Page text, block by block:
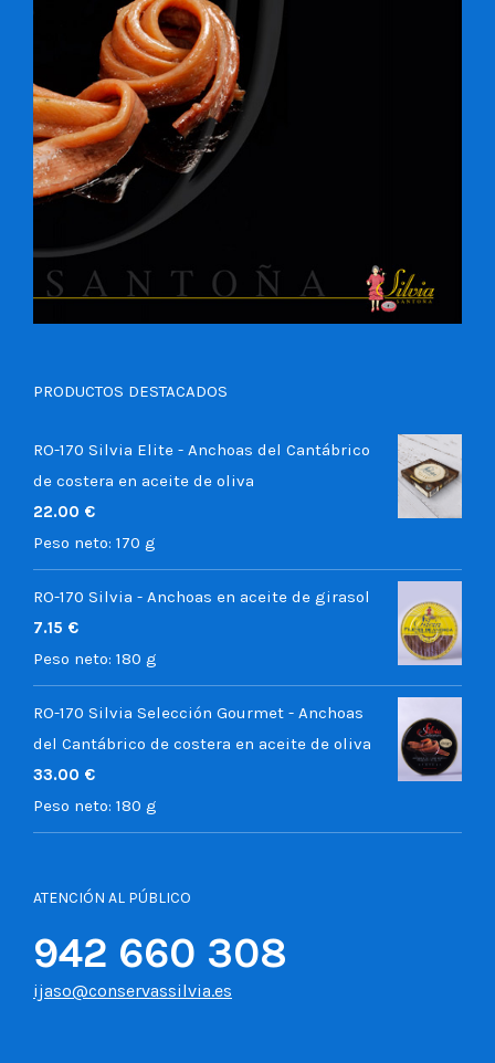
PRODUCTOS DESTACADOS
RO-170 Silvia Elite - Anchoas del Cantábrico
de costera en aceite de oliva
22.00 €
Peso neto: 170 g
RO-170 Silvia - Anchoas en aceite de girasol
7.15 €
Peso neto: 180 g
RO-170 Silvia Selección Gourmet - Anchoas
del Cantábrico de costera en aceite de oliva
33.00 €
Peso neto: 180 g
ATENCIÓN AL PÚBLICO
942 660 308
ijaso@conservassilvia.es